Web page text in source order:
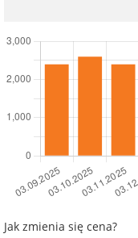
Jak zmienia się cena?